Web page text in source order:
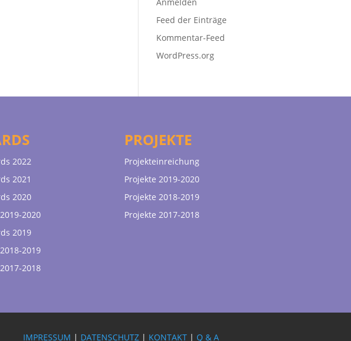
Feed der Einträge
Kommentar-Feed
WordPress.org
2022
2021
2020
2020
2019
2019
2018
PROJEKTE
Projekteinreichung
Projekte 2019-2020
Projekte 2018-2019
Projekte 2017-2018
IMPRESSUM | DATENSCHUTZ | KONTAKT | Q & A